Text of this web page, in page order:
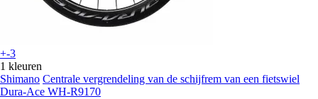
+-3
1 kleuren
Shimano Centrale vergrendeling van de schijfrem van een fietswiel
Dura-Ace WH-R9170